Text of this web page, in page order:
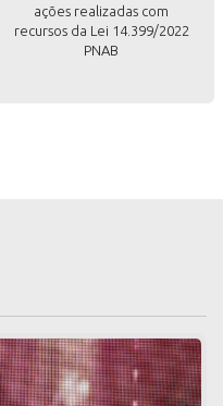
ações realizadas com
recursos da Lei 14.399/2022
PNAB